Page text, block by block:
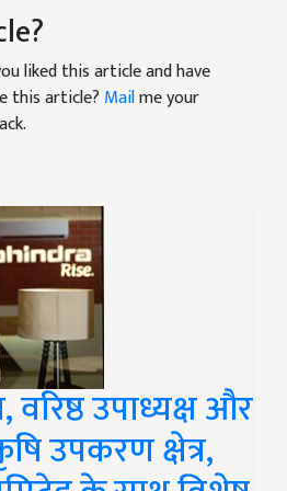
liked this article and have
this article? Mailme your
उपाध्यक्ष और
उपकरण क्षेत्र,